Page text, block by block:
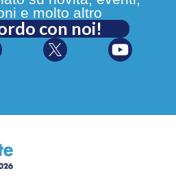
e molto altro
con noi!